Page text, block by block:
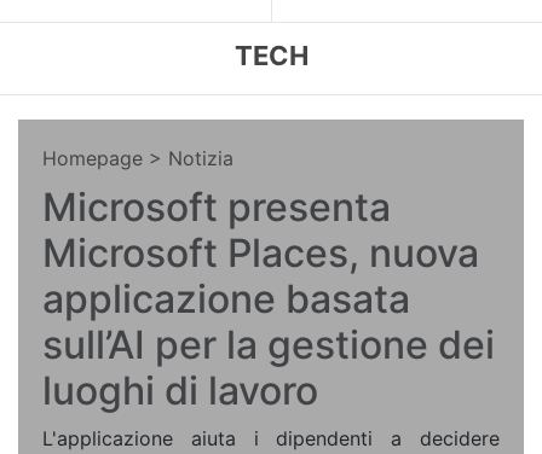
TECH
Homepage > Notizia
Microsoft presenta
Microsoft Places, nuova
applicazione basata
sull’AI per la gestione dei
luoghi di lavoro
L'applicazione aiuta i dipendenti a decidere